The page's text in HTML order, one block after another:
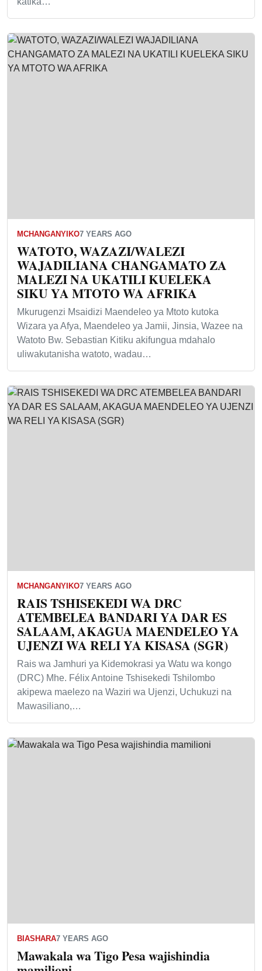
MCHANGANYIKO7 YEARS AGO
WATOTO, WAZAZI/WALEZI
WAJADILIANA CHANGAMATO ZA
MALEZI NA UKATILI KUELEKA
SIKU YA MTOTO WA AFRIKA
Mkurugenzi Msaidizi Maendeleo ya Mtoto kutoka
Wizara ya Afya, Maendeleo ya Jamii, Jinsia, Wazee na
Watoto Bw. Sebastian Kitiku akifungua mdahalo
uliwakutanisha watoto, wadau…
MCHANGANYIKO7 YEARS AGO
RAIS TSHISEKEDI WA DRC
ATEMBELEA BANDARI YA DAR ES
SALAAM, AKAGUA MAENDELEO YA
UJENZI WA RELI YA KISASA (SGR)
Rais wa Jamhuri ya Kidemokrasi ya Watu wa kongo
(DRC) Mhe. Félix Antoine Tshisekedi Tshilombo
akipewa maelezo na Waziri wa Ujenzi, Uchukuzi na
Mawasiliano,…
BIASHARA7 YEARS AGO
Mawakala wa Tigo Pesa wajishindia